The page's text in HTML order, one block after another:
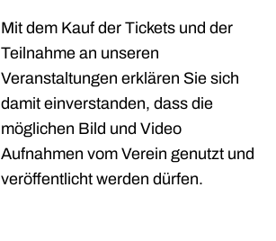
Mit dem Kauf der Tickets und der
Teilnahme an unseren
Veranstaltungen erklären Sie sich
damit einverstanden, dass die
möglichen Bild und Video
Aufnahmen vom Verein genutzt und
veröffentlicht werden dürfen.